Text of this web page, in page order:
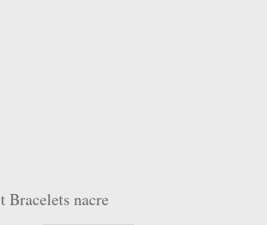
t Bracelets nacre